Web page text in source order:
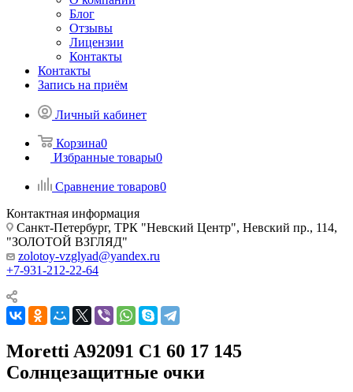
Блог
Отзывы
Лицензии
Контакты
Контакты
Запись на приём
Личный кабинет
Корзина0
Избранные товары0
Сравнение товаров0
Контактная информация
Санкт-Петербург, ТРК "Невский Центр", Невский пр., 114,
"ЗОЛОТОЙ ВЗГЛЯД"
zolotoy-vzglyad@yandex.ru
+7-931-212-22-64
Moretti A92091 C1 60 17 145
Солнцезащитные очки